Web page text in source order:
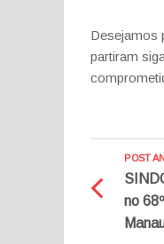
Desejamos
partiram
POST
no